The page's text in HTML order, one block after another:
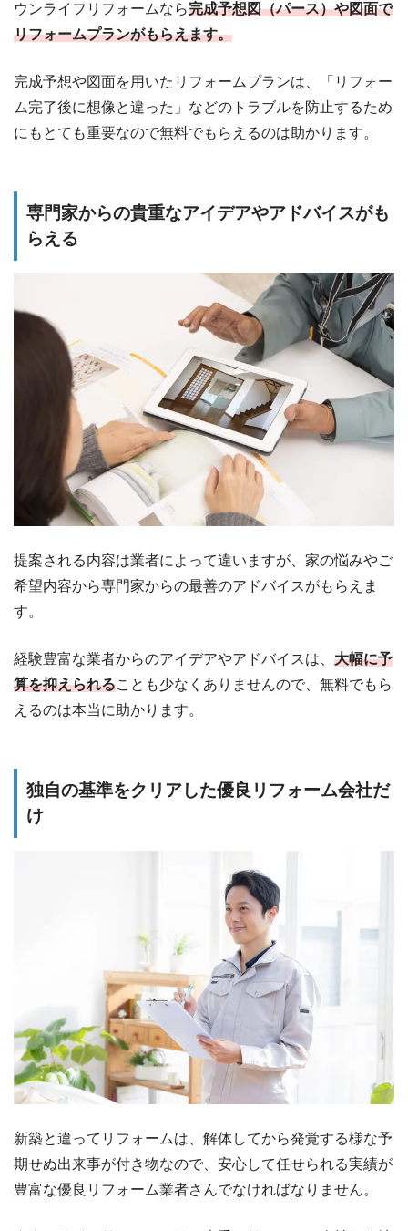
ウンライフリフォームなら完成予想図（パース）や図面で
リフォームプランがもらえます。
完成予想や図面を用いたリフォームプランは、「リフォー
ム完了後に想像と違った」などのトラブルを防止するため
にもとても重要なので無料でもらえるのは助かります。
専門家からの貴重なアイデアやアドバイスがも
らえる
提案される内容は業者によって違いますが、家の悩みやご
希望内容から専門家からの最善のアドバイスがもらえま
す。
経験豊富な業者からのアイデアやアドバイスは、 大幅に予
算を抑えられることも少なくありませんので、無料でもら
えるのは本当に助かります。
独自の基準をクリアした優良リフォーム会社だ
け
新築と違ってリフォームは、解体してから発覚する様な予
期せぬ出来事が付き物なので、安心して任せられる実績が
豊富な優良リフォーム業者さんでなければなりません。